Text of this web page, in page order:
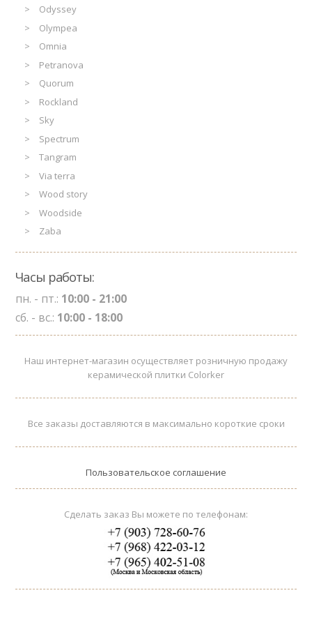
Odyssey
Olympea
Omnia
Petranova
Quorum
Rockland
Sky
Spectrum
Tangram
Via terra
Wood story
Woodside
Zaba
Часы работы:
пн. - пт.: 10:00 - 21:00
сб. - вс.: 10:00 - 18:00
Наш интернет-магазин осуществляет розничную продажу
керамической плитки Colorker
Все заказы доставляются в максимально короткие сроки
Пользовательское соглашение
Сделать заказ Вы можете по телефонам: